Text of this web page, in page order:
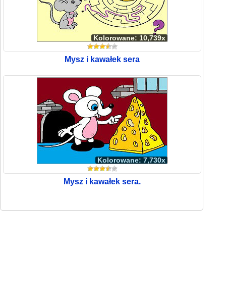
Kolorowane: 10,739x
Mysz i kawałek sera
Kolorowane: 7,730x
Mysz i kawałek sera.